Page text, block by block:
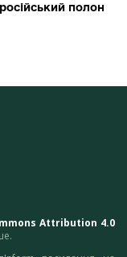
полон
Attribution 4.0